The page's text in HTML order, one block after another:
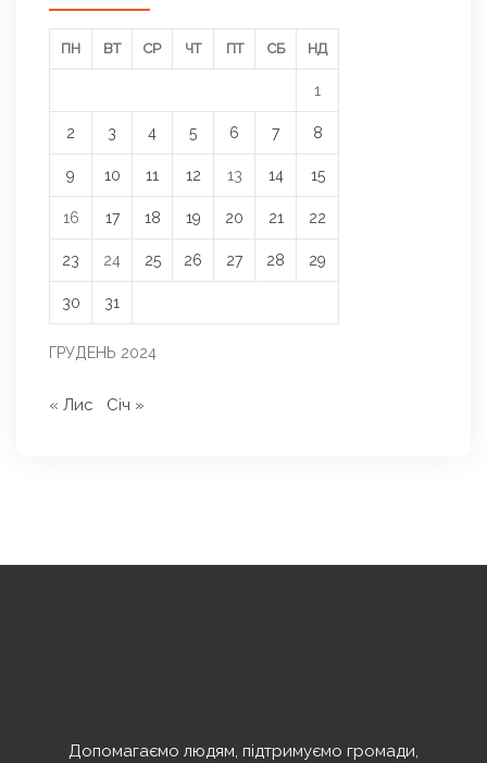
ГРУДЕНЬ 2024
ПН ВТ СР ЧТ ПТ СБ НД
1
2 3 4 5 6 7 8
9 10 11 12 13 14 15
16 17 18 19 20 21 22
23 24 25 26 27 28 29
30 31
« Лис Січ »
Допомагаємо людям, підтримуємо громади,